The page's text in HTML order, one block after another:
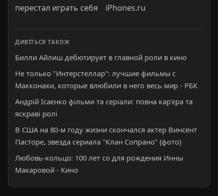
перестал играть себя iPhones.ru
ДИВІТЬСЯ ТАКОЖ
Билли Айлиш дебютирует в главной роли в кино
Не только "Интерстеллар": лучшие фильмы с
Макконахи, которые влюбили в него весь мир - РБК
Андрій Ісаєнко фільми та серіали: повна кар'єра та
яскраві ролі
В США на 80-м году жизни скончался актер Винсент
Пасторе, звезда сериала "Клан Сопрано" (фото)
Любовь-кольцо: 100 лет со для рождения Инны
Макаровой - Кино